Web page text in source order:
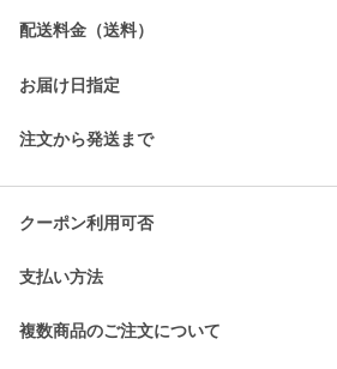
配送料金（送料）
お届け日指定
注文から発送まで
クーポン利用可否
支払い方法
複数商品のご注文について